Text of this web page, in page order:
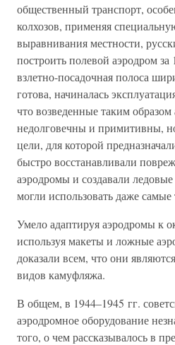
общественный транспорт,
колхозов, применяя
выравнивания местности,
построить полевой аэродром
взлетно-посадочная полоса
готова, начиналась
что возведенные таким
недолговечны и примитивны,
цели, для которой
быстро восстанавливали
аэродромы и создавали
могли использовать даже
Умело адаптируя аэродромы к
используя макеты и ложные
доказали всем, что они
видов камуфляжа.
В общем, в 1944–1945 гг.
аэродромное оборудование
того, о чем рассказывалось в